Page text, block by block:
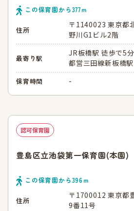
この保育園から377ｍ
住所
〒1140023 東京都
野川G1ビル2階
最寄り駅
JR板橋駅 徒歩で5分
都営三田線新板橋
保育時間 -
認可保育園
豊島区立池袋第一保育園(本園)
この保育園から396ｍ
住所
〒1700012 東京都
9番11号